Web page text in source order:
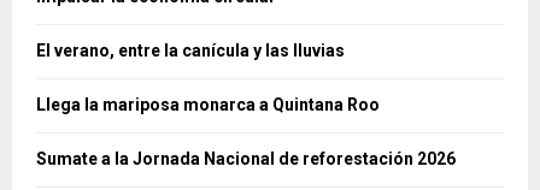
El verano, entre la canícula y las lluvias
Llega la mariposa monarca a Quintana Roo
Sumate a la Jornada Nacional de reforestación 2026